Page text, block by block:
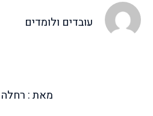
עובדים ולומדים
מאת : רחלה